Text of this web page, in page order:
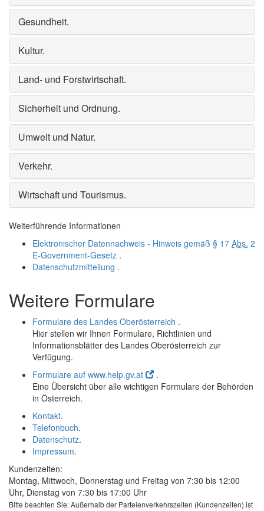
Gesundheit.
Kultur.
Land- und Forstwirtschaft.
Sicherheit und Ordnung.
Umwelt und Natur.
Verkehr.
Wirtschaft und Tourismus.
Weiterführende Informationen
Elektronischer Datennachweis - Hinweis gemäß § 17 Abs. 2
E-Government-Gesetz .
Datenschutzmitteilung .
Weitere Formulare
Formulare des Landes Oberösterreich .
Hier stellen wir Ihnen Formulare, Richtlinien und
Informationsblätter des Landes Oberösterreich zur
Verfügung.
Formulare auf www.help.gv.at
.
Eine Übersicht über alle wichtigen Formulare der Behörden
in Österreich.
Kontakt.
Telefonbuch.
Datenschutz.
Impressum.
Kundenzeiten:
Montag, Mittwoch, Donnerstag und Freitag von 7:30 bis 12:00
Uhr, Dienstag von 7:30 bis 17:00 Uhr
Bitte beachten Sie: Außerhalb der Parteienverkehrszeiten (Kundenzeiten) ist